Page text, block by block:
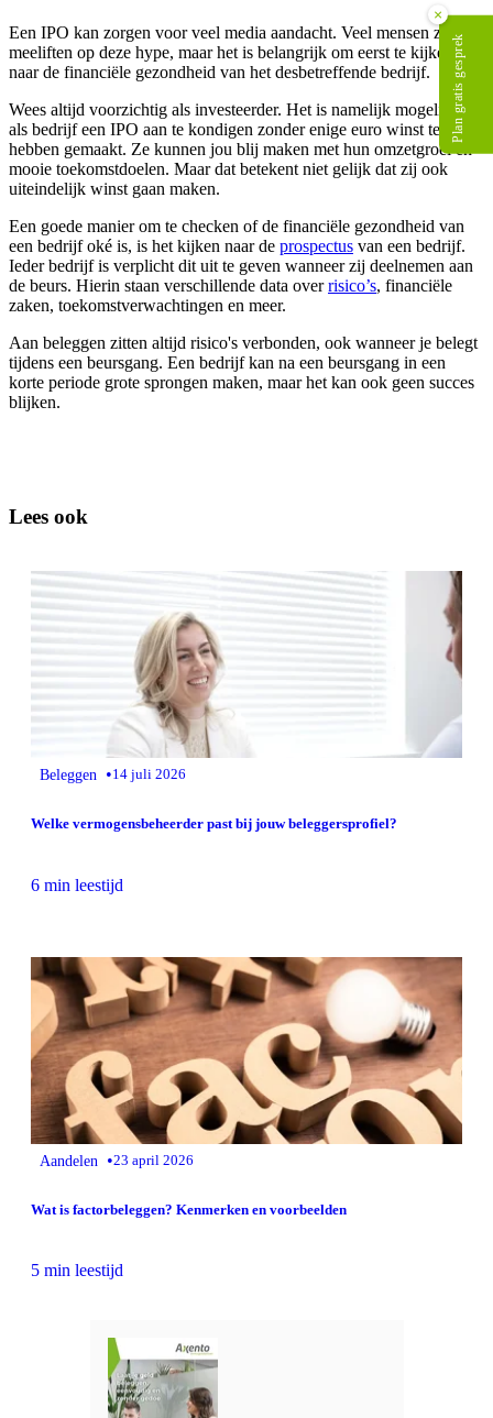
Een IPO kan zorgen voor veel media aandacht. Veel mensen zullen
meeliften op deze hype, maar het is belangrijk om eerst te kijken
naar de financiële gezondheid van het desbetreffende bedrijf.
Wees altijd voorzichtig als investeerder. Het is namelijk mogelijk om
als bedrijf een IPO aan te kondigen zonder enige euro winst te
hebben gemaakt. Ze kunnen jou blij maken met hun omzetgroei en
mooie toekomstdoelen. Maar dat betekent niet gelijk dat zij ook
uiteindelijk winst gaan maken.
Een goede manier om te checken of de financiële gezondheid van
een bedrijf oké is, is het kijken naar de prospectus van een bedrijf.
Ieder bedrijf is verplicht dit uit te geven wanneer zij deelnemen aan
de beurs. Hierin staan verschillende data overrisico’s, financiële
zaken, toekomstverwachtingen en meer.
Aan beleggen zitten altijd risico's verbonden, ook wanneer je belegt
tijdens een beursgang. Een bedrijf kan na een beursgang in een
korte periode grote sprongen maken, maar het kan ook geen succes
blijken.
Lees ook
Beleggen •14 juli 2026
Welke vermogensbeheerder past bij jouw beleggersprofiel?
6 min leestijd
Aandelen •23 april 2026
Wat is factorbeleggen? Kenmerken en voorbeelden
5 min leestijd
×
Plan gratis gesprek